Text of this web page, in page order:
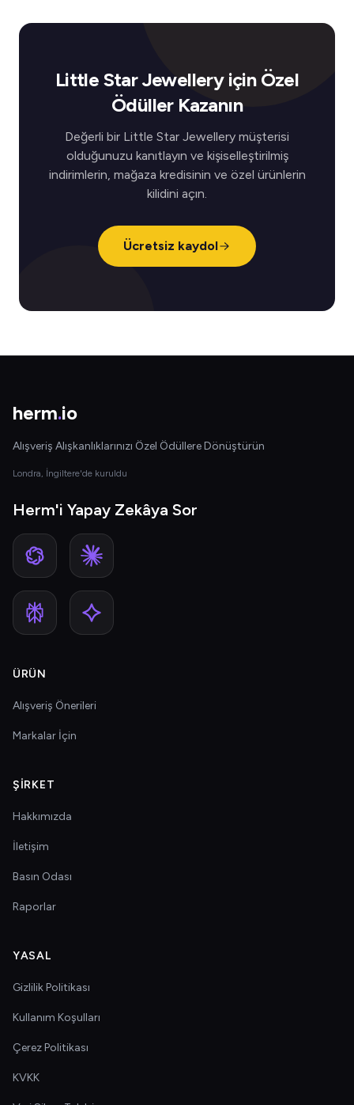
Little Star Jewellery için Özel
Ödüller Kazanın
Değerli bir Little Star Jewellery müşterisi
olduğunuzu kanıtlayın ve kişiselleştirilmiş
indirimlerin, mağaza kredisinin ve özel ürünlerin
kilidini açın.
Ücretsiz kaydol
herm.io
Alışveriş Alışkanlıklarınızı Özel Ödüllere Dönüştürün
Londra, İngiltere'de kuruldu
Herm'i Yapay Zekâya Sor
ÜRÜN
Alışveriş Önerileri
Markalar İçin
ŞIRKET
Hakkımızda
İletişim
Basın Odası
Raporlar
YASAL
Gizlilik Politikası
Kullanım Koşulları
Çerez Politikası
KVKK